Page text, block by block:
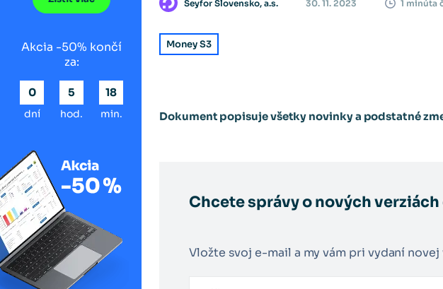
Akcia -50% končí
za:
0
dní
5
hod.
17
min.
Seyfor Slovensko, a.s. 30. 11. 2023 1 minúta
Money S3
Dokument popisuje všetky novinky a podstatné
Chcete správy o nových
Vložte svoj e-mail a my vám pri vydaní